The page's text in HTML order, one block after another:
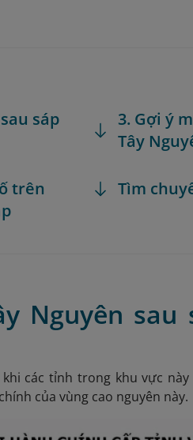
sáp
trên
3. Gợi ý
Tây
Tìm
Nguyên
các tỉnh trong khu vực
của vùng cao nguyên này.